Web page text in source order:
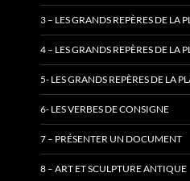
3 – LES GRANDS REPÈRES DE LA
4 – LES GRANDS REPÈRES DE LA
5- LES GRANDS REPÈRES DE LA
6- LES VERBES DE CONSIGNE
7 – PRÉSENTER UN DOCUMENT
8 – ART ET SCULPTURE ANTIQUE